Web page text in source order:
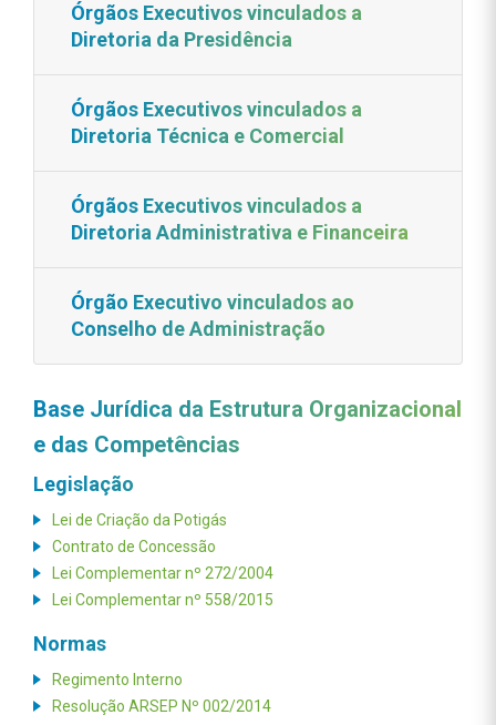
Órgãos Executivos vinculados a
Diretoria da Presidência
Órgãos Executivos vinculados a
Diretoria Técnica e Comercial
Órgãos Executivos vinculados a
Diretoria Administrativa e Financeira
Órgão Executivo vinculados ao
Conselho de Administração
Base Jurídica da Estrutura Organizacional
e das Competências
Legislação
Lei de Criação da Potigás
Contrato de Concessão
Lei Complementar nº 272/2004
Lei Complementar nº 558/2015
Normas
Regimento Interno
Resolução ARSEP Nº 002/2014